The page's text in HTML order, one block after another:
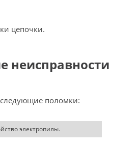
цепочки.
неисправности
следующие поломки:
электропилы.